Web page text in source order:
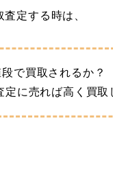
定する時は、
で買取されるか？
定に売れば高く買取